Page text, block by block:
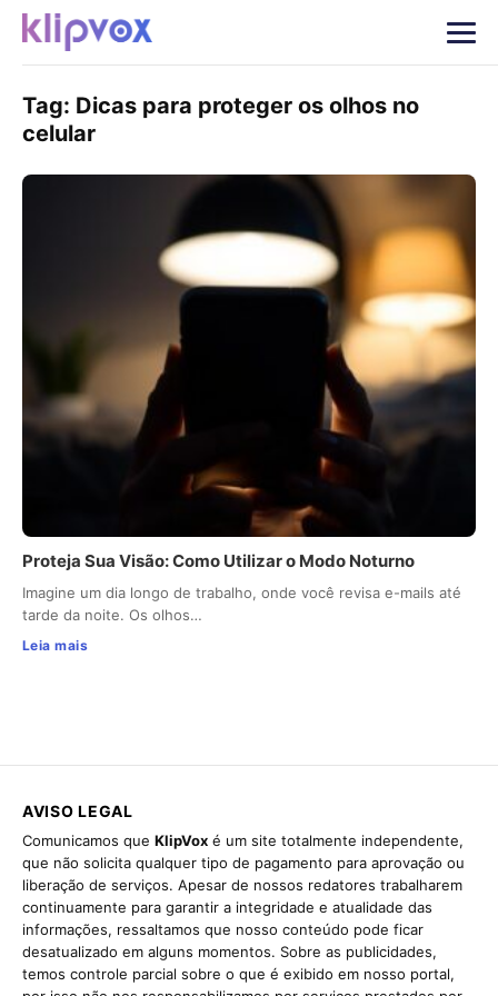
Tag: Dicas para proteger os olhos no
celular
Proteja Sua Visão: Como Utilizar o Modo Noturno
Imagine um dia longo de trabalho, onde você revisa e-mails até
tarde da noite. Os olhos…
Leia mais
AVISO LEGAL
Comunicamos que KlipVox é um site totalmente independente,
que não solicita qualquer tipo de pagamento para aprovação ou
liberação de serviços. Apesar de nossos redatores trabalharem
continuamente para garantir a integridade e atualidade das
informações, ressaltamos que nosso conteúdo pode ficar
desatualizado em alguns momentos. Sobre as publicidades,
temos controle parcial sobre o que é exibido em nosso portal,